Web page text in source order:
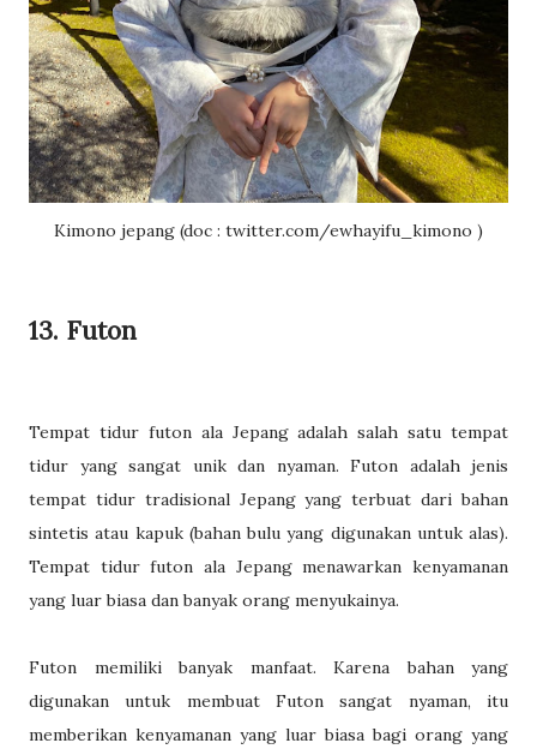
Kimono jepang (doc : twitter.com/ewhayifu_kimono )
13. Futon
Tempat tidur futon ala Jepang adalah salah satu tempat
tidur yang sangat unik dan nyaman. Futon adalah jenis
tempat tidur tradisional Jepang yang terbuat dari bahan
sintetis atau kapuk (bahan bulu yang digunakan untuk alas).
Tempat tidur futon ala Jepang menawarkan kenyamanan
yang luar biasa dan banyak orang menyukainya.
Futon memiliki banyak manfaat. Karena bahan yang
digunakan untuk membuat Futon sangat nyaman, itu
memberikan kenyamanan yang luar biasa bagi orang yang